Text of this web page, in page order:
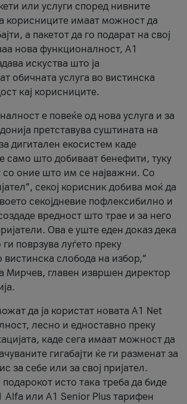
или услуги според нивните
корисниците имаат можност да
а пакетот да го подарат на свој
нова функционалност, А1
искуства што ја
обичната услуга во вистинска
кај корисниците.
е повеќе од нова услуга и за
претставува суштината на
дигитален екосистем каде
само што добиваат бенефити, туку
со оние што им се најважни. Со
секој корисник добива моќ да
секојдневие пофлексибилно и
вредност што трае и за него
Ова е уште еден доказ дека
поврзува луѓето преку
вистинска слобода на избор,“
Мирчев, главен извршен директор
да ја користат новата А1 Net
лесно и едноставно преку
каде сега имаат можност да
гигабајти ќе ги разменат за
за себе или за свој пријател.
исто така треба да биде
Alfa или A1 Senior Plus тарифен